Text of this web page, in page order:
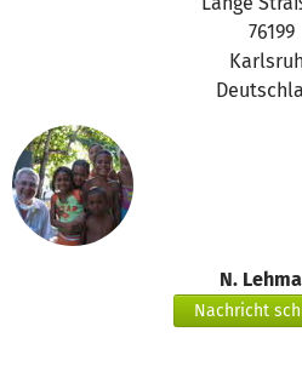
76199
N.
Nachricht